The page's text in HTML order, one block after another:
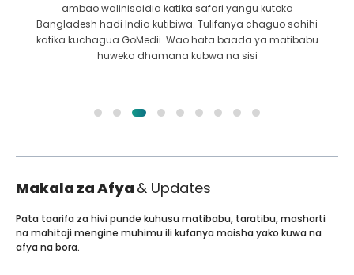
ambao walinisaidia katika safari yangu kutoka
Bangladesh hadi India kutibiwa. Tulifanya chaguo sahihi
katika kuchagua GoMedii. Wao hata baada ya matibabu
huweka dhamana kubwa na sisi
Makala za Afya & Updates
Pata taarifa za hivi punde kuhusu matibabu, taratibu, masharti
na mahitaji mengine muhimu ili kufanya maisha yako kuwa na
afya na bora.